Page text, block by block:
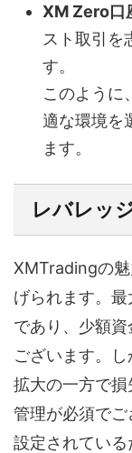
XM Zero口
スト取引を
す。
このように
適な環境を
ます。
レバレッ
XMTradingの
げられます。
であり、少額
ございます。
拡大の一方で
管理が必須で
設定されてい